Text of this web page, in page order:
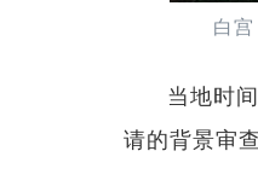
白宫
当地时
请的背景审查